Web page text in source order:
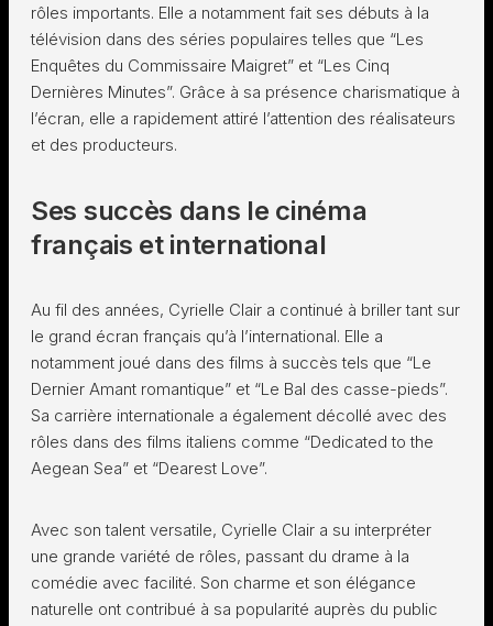
rôles importants. Elle a notamment fait ses débuts à la
télévision dans des séries populaires telles que “Les
Enquêtes du Commissaire Maigret” et “Les Cinq
Dernières Minutes”. Grâce à sa présence charismatique à
l’écran, elle a rapidement attiré l’attention des réalisateurs
et des producteurs.
Ses succès dans le cinéma
français et international
Au fil des années, Cyrielle Clair a continué à briller tant sur
le grand écran français qu’à l’international. Elle a
notamment joué dans des films à succès tels que “Le
Dernier Amant romantique” et “Le Bal des casse-pieds”.
Sa carrière internationale a également décollé avec des
rôles dans des films italiens comme “Dedicated to the
Aegean Sea” et “Dearest Love”.
Avec son talent versatile, Cyrielle Clair a su interpréter
une grande variété de rôles, passant du drame à la
comédie avec facilité. Son charme et son élégance
naturelle ont contribué à sa popularité auprès du public